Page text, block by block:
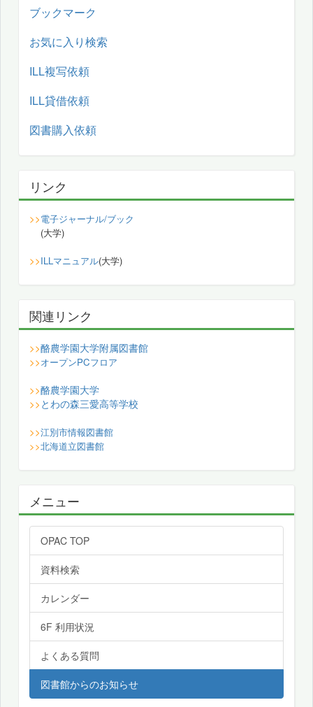
ブックマーク
お気に入り検索
ILL複写依頼
ILL貸借依頼
図書購入依頼
リンク
>>電子ジャーナル/ブック
(大学)
>>ILLマニュアル(大学)
関連リンク
>>酪農学園大学附属図書館
>>オープンPCフロア
>>酪農学園大学
>> とわの森三愛高等学校
>>江別市情報図書館
>>北海道立図書館
メニュー
OPAC TOP
資料検索
カレンダー
6F 利用状況
よくある質問
図書館からのお知らせ